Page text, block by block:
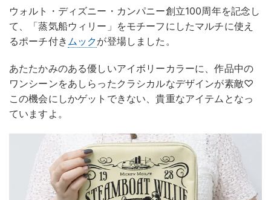
ウォルト・ディズニー・カンパニー創立100周年を記念し
て、「蒸気船ウィリー」をモチーフにしたマルチに使え
るポーチ付き ムックが登場しました。
あたたかみのある優しいアイボリーカラーに、作品中の
ワンシーンをあしらったクラシカルなデザインが素敵♡
この機会にしかゲットできない、貴重なアイテムとなっ
ていますよ。